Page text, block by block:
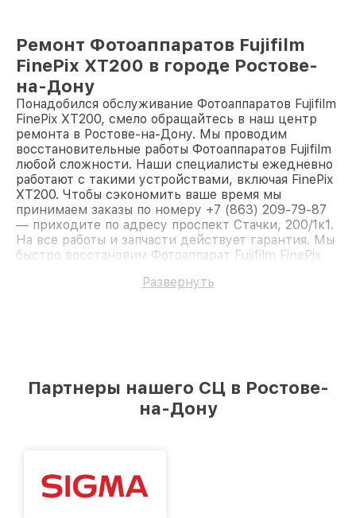
Ремонт Фотоаппаратов Fujifilm
FinePix XT200 в городе Ростове-
на-Дону
Понадобился обслуживание Фотоаппаратов Fujifilm
FinePix XT200, смело обращайтесь в наш центр
ремонта в Ростове-на-Дону. Мы проводим
восстановительные работы Фотоаппаратов Fujifilm
любой сложности. Наши специалисты ежедневно
работают с такими устройствами, включая FinePix
XT200. Чтобы сэкономить ваше время мы
принимаем заказы по номеру +7 (863) 209-79-87
— приходите по адресу проспект Стачки, 200/1к1.
На все работы и запчасти действует гарантия. Мы
быстро восстановим Фотоаппарат Fujifilm FinePix
Развернуть
Партнеры нашего СЦ в Ростове-
на-Дону